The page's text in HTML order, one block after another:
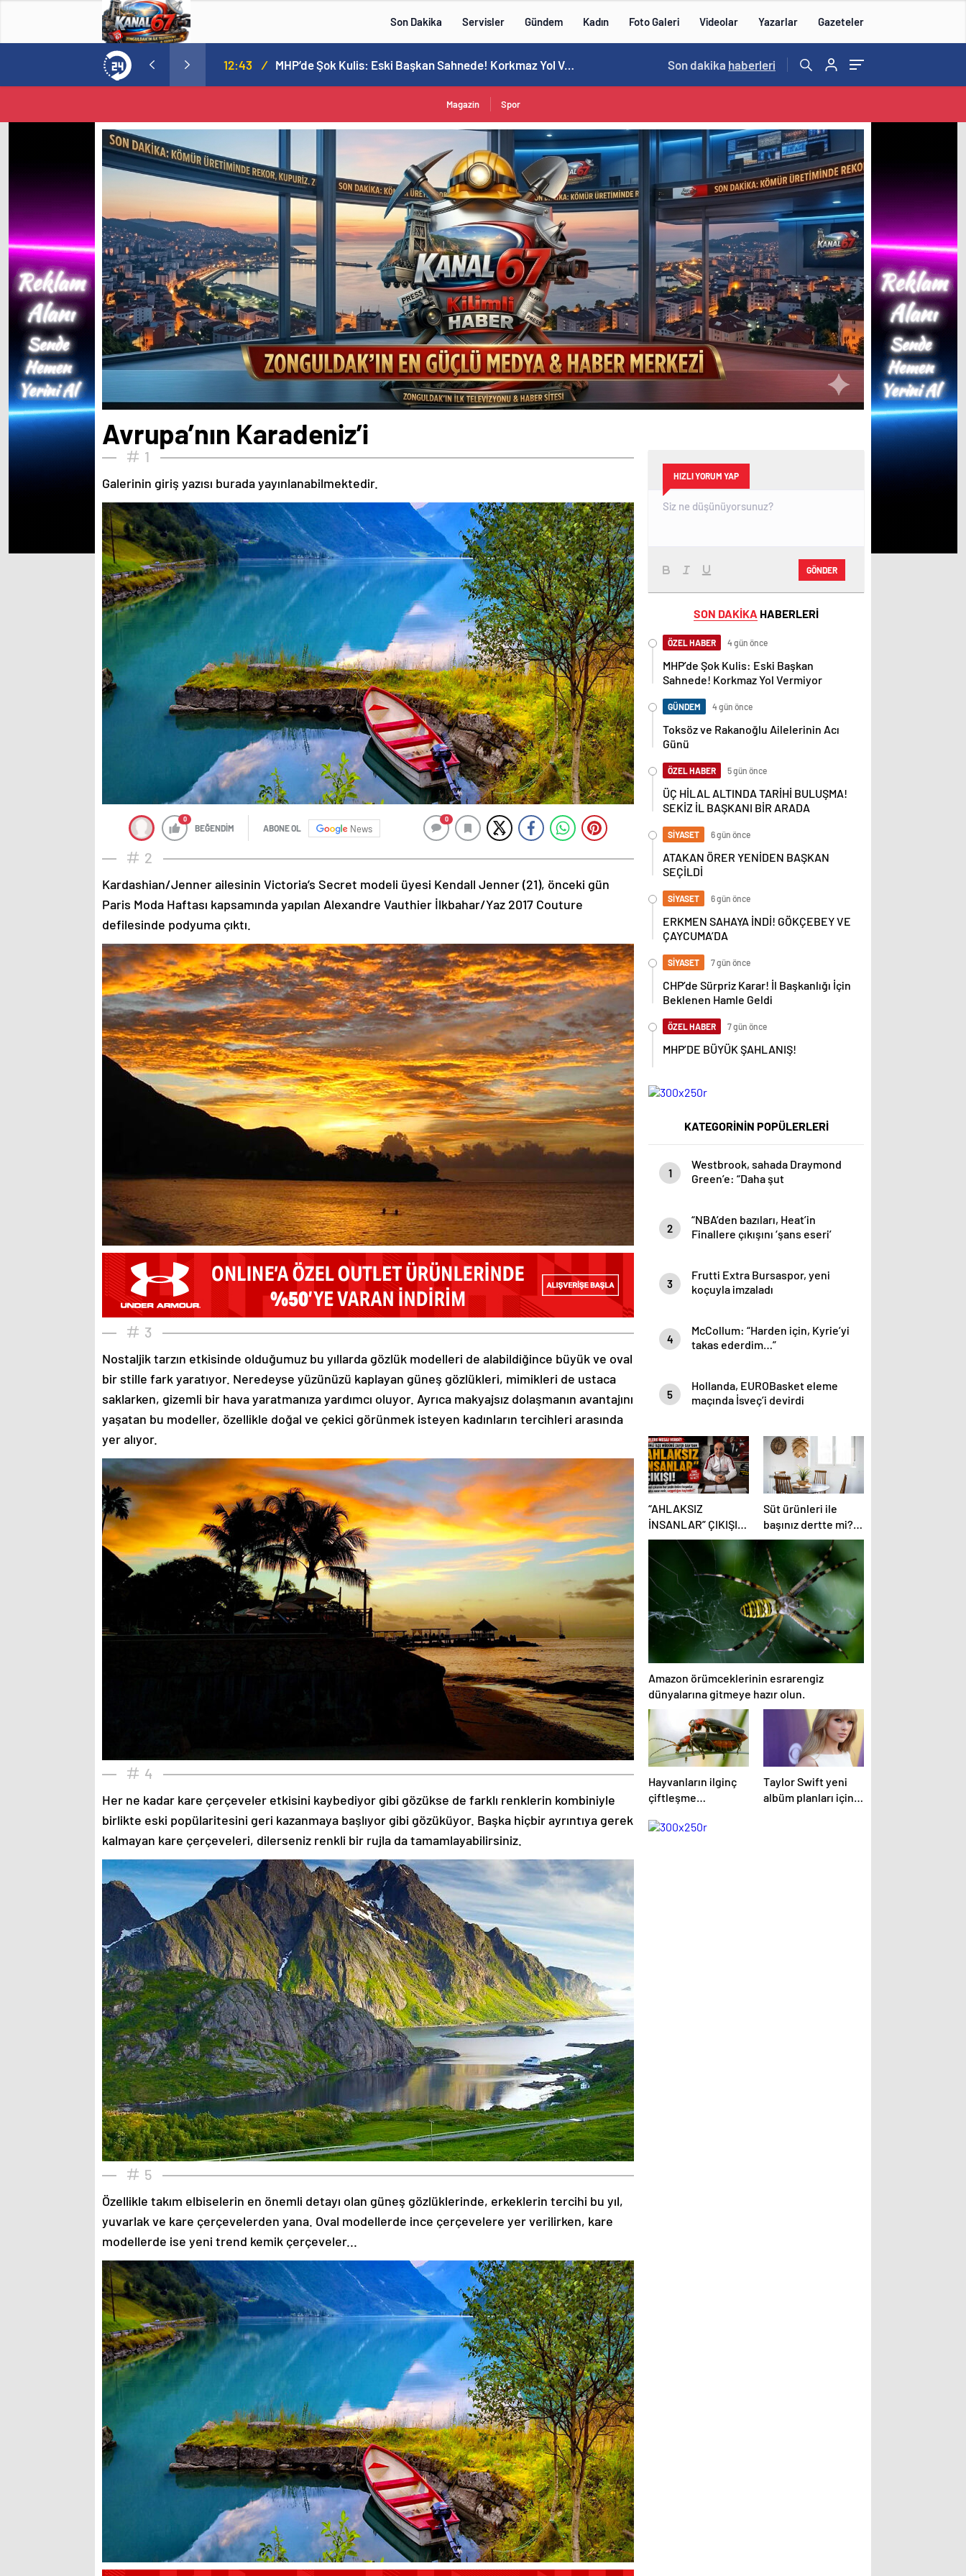
Son Dakika Servisler Gündem Kadın Foto Galeri Videolar Yazarlar Gazeteler
12:43 / MHP’de Şok Kulis: Eski Başkan Sahnede! Korkmaz Yol Vermiyor 12:08 / Toksöz ve Rakanoğlu Ailelerinin Acı Günü
Son dakika haberleri
Magazin Spor
Avrupa’nın Karadeniz’i
1
Galerinin giriş yazısı burada yayınlanabilmektedir.
0
BEĞENDİM ABONE OL News
0
2
Kardashian/Jenner ailesinin Victoria’s Secret modeli üyesi Kendall Jenner (21), önceki gün
Paris Moda Haftası kapsamında yapılan Alexandre Vauthier İlkbahar/Yaz 2017 Couture
defilesinde podyuma çıktı.
3
Nostaljik tarzın etkisinde olduğumuz bu yıllarda gözlük modelleri de alabildiğince büyük ve oval
bir stille fark yaratıyor. Neredeyse yüzünüzü kaplayan güneş gözlükleri, mimikleri de ustaca
saklarken, gizemli bir hava yaratmanıza yardımcı oluyor. Ayrıca makyajsız dolaşmanın avantajını
yaşatan bu modeller, özellikle doğal ve çekici görünmek isteyen kadınların tercihleri arasında
yer alıyor.
4
Her ne kadar kare çerçeveler etkisini kaybediyor gibi gözükse de farklı renklerin kombiniyle
birlikte eski popülaritesini geri kazanmaya başlıyor gibi gözüküyor. Başka hiçbir ayrıntıya gerek
kalmayan kare çerçeveleri, dilerseniz renkli bir rujla da tamamlayabilirsiniz.
5
Özellikle takım elbiselerin en önemli detayı olan güneş gözlüklerinde, erkeklerin tercihi bu yıl,
yuvarlak ve kare çerçevelerden yana. Oval modellerde ince çerçevelere yer verilirken, kare
modellerde ise yeni trend kemik çerçeveler...
HIZLI YORUM YAP
GÖNDER
SON DAKİKA HABERLERİ
ÖZEL HABER 4 gün önce
MHP’de Şok Kulis: Eski Başkan
Sahnede! Korkmaz Yol Vermiyor
GÜNDEM 4 gün önce
Toksöz ve Rakanoğlu Ailelerinin Acı
Günü
ÖZEL HABER 5 gün önce
ÜÇ HİLAL ALTINDA TARİHİ BULUŞMA!
SEKİZ İL BAŞKANI BİR ARADA
SİYASET 6 gün önce
ATAKAN ÖRER YENİDEN BAŞKAN
SEÇİLDİ
SİYASET 6 gün önce
ERKMEN SAHAYA İNDİ! GÖKÇEBEY VE
ÇAYCUMA’DA
SİYASET 7 gün önce
CHP’de Sürpriz Karar! İl Başkanlığı İçin
Beklenen Hamle Geldi
ÖZEL HABER 7 gün önce
MHP’DE BÜYÜK ŞAHLANIŞ!
KATEGORİNİN POPÜLERLERİ
1
Westbrook, sahada Draymond
Green’e: “Daha şut
2
“NBA’den bazıları, Heat’in
Finallere çıkışını ‘şans eseri’
3
Frutti Extra Bursaspor, yeni
koçuyla imzaladı
4
McCollum: “Harden için, Kyrie’yi
takas ederdim…”
5
Hollanda, EUROBasket eleme
maçında İsveç’i devirdi
“AHLAKSIZ
İNSANLAR” ÇIKIŞI
ORTALIĞI
KARIŞTIRDI!
Süt ürünleri ile
başınız dertte mi?
Laktoz
İntoleransına sahip
olabilirsiniz!
Amazon örümceklerinin esrarengiz
dünyalarına gitmeye hazır olun.
Hayvanların ilginç
çiftleşme
Geographic
Taylor Swift yeni
albüm planları için